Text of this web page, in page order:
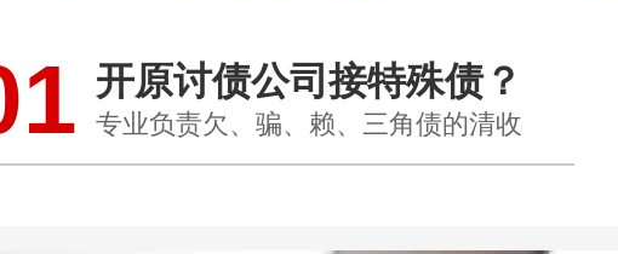
开原讨债公司接特殊债？
专业负责欠、骗、赖、三角债的清收